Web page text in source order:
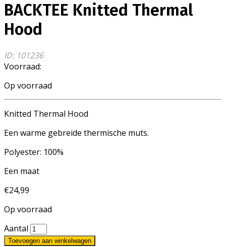
BACKTEE Knitted Thermal
Hood
ID: 101236
Voorraad:
Op voorraad
Knitted Thermal Hood
Een warme gebreide thermische muts.
Polyester: 100%
Een maat
€24,99
Op voorraad
Aantal
Toevoegen aan winkelwagen